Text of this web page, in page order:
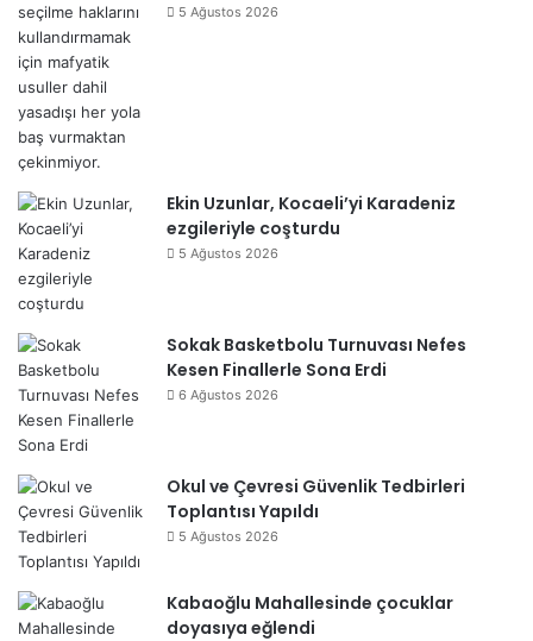
5 Ağustos 2026
Ekin Uzunlar, Kocaeli’yi Karadeniz
ezgileriyle coşturdu
5 Ağustos 2026
Sokak Basketbolu Turnuvası Nefes
Kesen Finallerle Sona Erdi
6 Ağustos 2026
Okul ve Çevresi Güvenlik Tedbirleri
Toplantısı Yapıldı
5 Ağustos 2026
Kabaoğlu Mahallesinde çocuklar
doyasıya eğlendi